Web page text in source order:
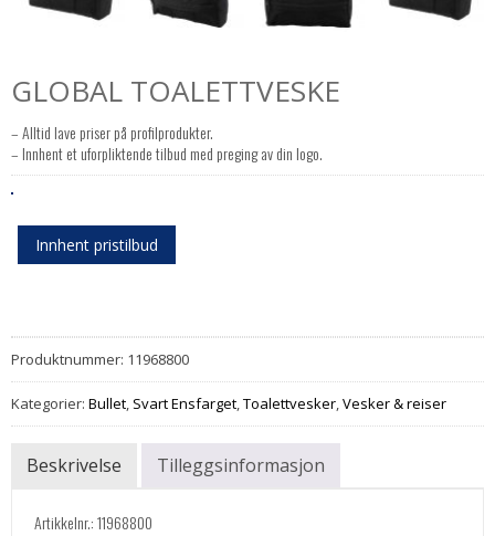
GLOBAL TOALETTVESKE
– Alltid lave priser på profilprodukter.
– Innhent et uforpliktende tilbud med preging av din logo.
Innhent pristilbud
Produktnummer: 11968800
Kategorier: Bullet, Svart Ensfarget,Toalettvesker,Vesker & reiser
Beskrivelse Tilleggsinformasjon
Artikkelnr.: 11968800